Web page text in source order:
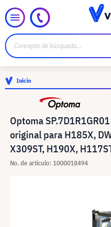
Inicio
Optoma
original para H185X,
X309ST, H190X,
No. de artículo: 1000018494